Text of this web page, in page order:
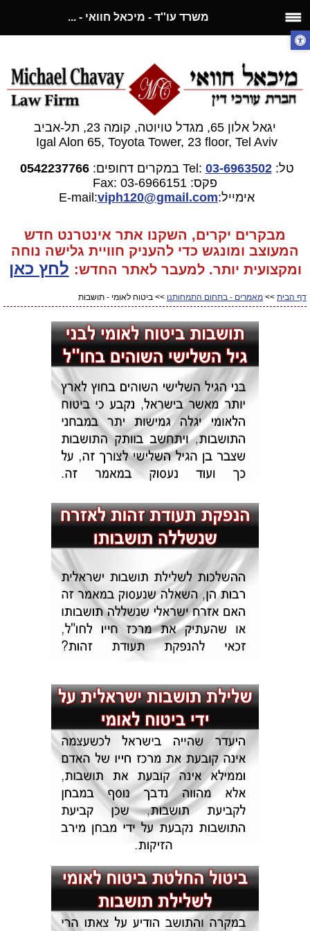
משרד עו''ד - מיכאל חוואי - ...
יגאל אלון 65, מגדל טויוטה, קומה 23, תל-אביב
Igal Alon 65, Toyota Tower, 23 floor, Tel Aviv
טל:03-6963502
Tel: במקרים דחופים:0542237766
פקס: 03-6966151
Fax:
אימייל:E-mail:
viph120@gmail.com
מבקרים יקרים, השקנו אתר אינטרנט חדש
המעוצב ומונגש כדי להעניק חוויית גלישה נוחה
ומקצועית יותר. למעבר לאתר החדש: לחץ כאן
דף הבית >> מאמרים - בתחום התמחותנו >> ביטוח לאומי - תושבות